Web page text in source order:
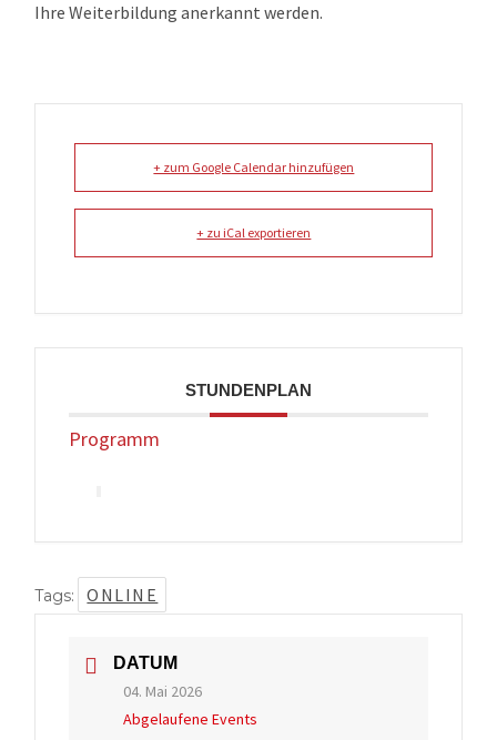
Ihre Weiterbildung anerkannt werden.
+ zum Google Calendar hinzufügen
+ zu iCal exportieren
STUNDENPLAN
Programm
Tags: ONLINE
DATUM
04. Mai 2026
Abgelaufene Events